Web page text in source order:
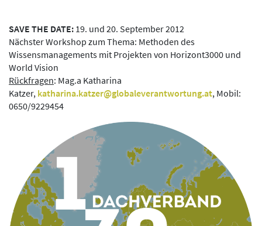
SAVE THE DATE: 19. und 20. September 2012
Nächster Workshop zum Thema: Methoden des
Wissensmanagements mit Projekten von Horizont3000 und
World Vision
Rückfragen: Mag.a Katharina
Katzer, katharina.katzer@globaleverantwortung.at, Mobil:
0650/9229454